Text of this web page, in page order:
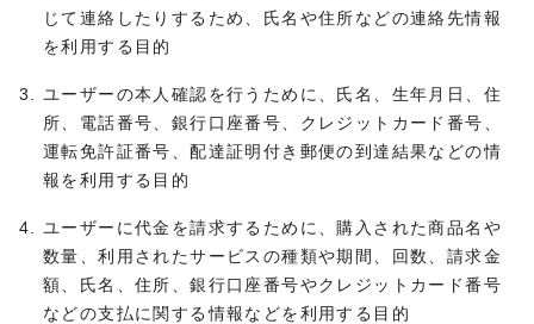
じて連絡したりするため、氏名や住所などの連絡先情報
を利用する目的
ユーザーの本人確認を行うために、氏名、生年月日、住
所、電話番号、銀行口座番号、クレジットカード番号、
運転免許証番号、配達証明付き郵便の到達結果などの情
報を利用する目的
ユーザーに代金を請求するために、購入された商品名や
数量、利用されたサービスの種類や期間、回数、請求金
額、氏名、住所、銀行口座番号やクレジットカード番号
などの支払に関する情報などを利用する目的